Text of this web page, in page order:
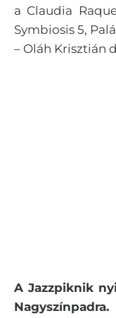
a Claudia
Symbiosis 5,
– Oláh Krisztián
A Jazzpiknik
Nagyszínpadra.